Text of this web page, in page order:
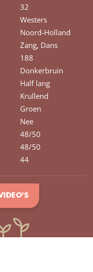
32
Westers
Noord-Holland
Zang, Dans
188
Donkerbruin
Half lang
Krullend
Groen
Nee
48/50
48/50
44